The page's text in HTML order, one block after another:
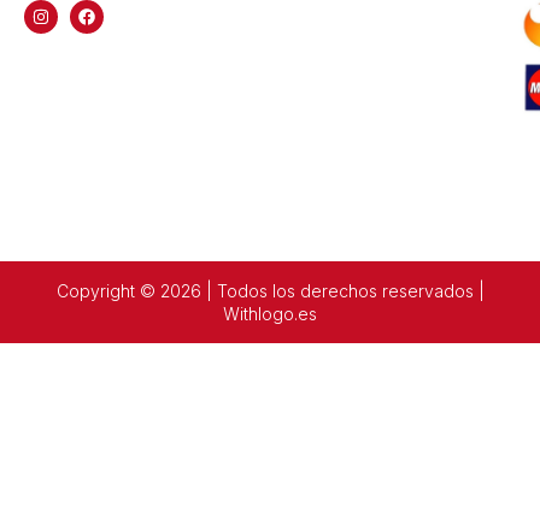
Copyright © 2026 | Todos los derechos reservados |
Withlogo.es